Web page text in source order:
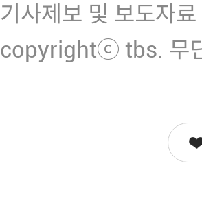
기사제보 및 보도자
copyrightⓒ tbs. 무